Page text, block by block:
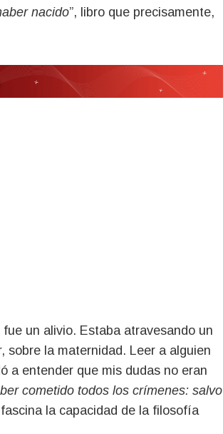
nacido”, libro que precisamente,
un alivio. Estaba atravesando un
sobre la maternidad. Leer a alguien
a entender que mis dudas no eran
cometido todos los crímenes: salvo
la capacidad de la filosofía